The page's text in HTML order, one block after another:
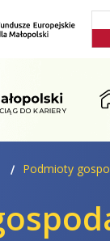
Podmioty